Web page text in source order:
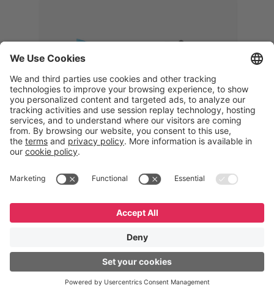
Memphis
Eduardo Ribeiro
CEO
uma solução 360°, que permite
logística reversa. Podemos
verificar, analisar, recondicionar e
reintegrar equipamentos à cadeia,